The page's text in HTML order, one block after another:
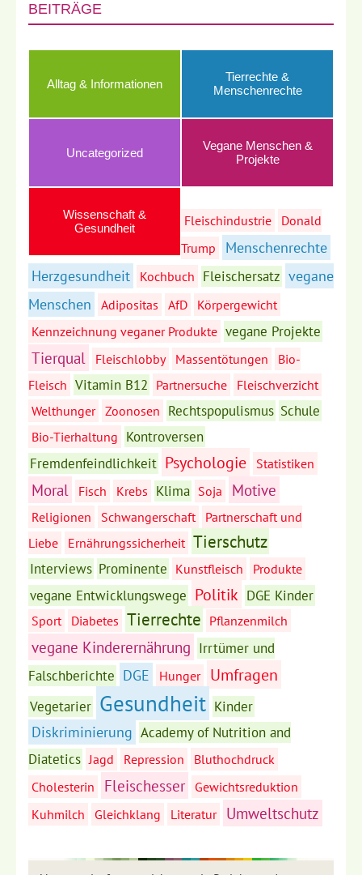
BEITRÄGE
Alltag & Informationen
Tierrechte &
Menschenrechte
Uncategorized
Vegane Menschen &
Projekte
Wissenschaft &
Gesundheit
Fleischindustrie
Donald
Trump
Menschenrechte
Herzgesundheit
Kochbuch Fleischersatz vegane
Menschen
Adipositas AfD
Körpergewicht
Kennzeichnung veganer Produkte vegane Projekte
Tierqual Fleischlobby Massentötungen
Bio-
Fleisch Vitamin B12 Partnersuche
Fleischverzicht
Welthunger Zoonosen Rechtspopulismus Schule
Bio-Tierhaltung Kontroversen
Fremdenfeindlichkeit Psychologie Statistiken
Moral Fisch Krebs Klima Soja Motive
Religionen Schwangerschaft
Partnerschaft und
Liebe
Ernährungssicherheit Tierschutz
Interviews Prominente Kunstfleisch Produkte
vegane Entwicklungswege Politik DGE Kinder
Sport Diabetes Tierrechte Pflanzenmilch
vegane Kinderernährung Irrtümer und
Falschberichte DGE Hunger Umfragen
Vegetarier Gesundheit Kinder
Diskriminierung Academy of Nutrition and
Diatetics Jagd Repression
Bluthochdruck
Cholesterin
Fleischesser
Gewichtsreduktion
Kuhmilch
Gleichklang Literatur Umweltschutz